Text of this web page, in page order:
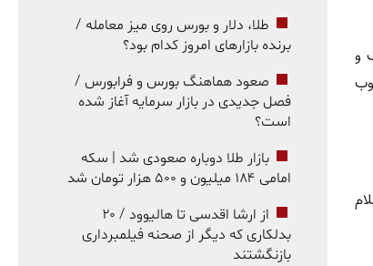
و
طلا، دلار و بورس روی میز معامله /
برنده بازارهای امروز کدام بود؟
صعود هماهنگ بورس و فرابورس /
فصل جدیدی در بازار سرمایه آغاز شده
است؟
بازار طلا دوباره صعودی شد | سکه
امامی ۱۸۴ میلیون و ۵۰۰ هزار تومان شد
از ارشا اقدسی تا هالیوود / ۲۰
بدلکاری که دیگر از صحنه فیلمبرداری
بازنگشتند